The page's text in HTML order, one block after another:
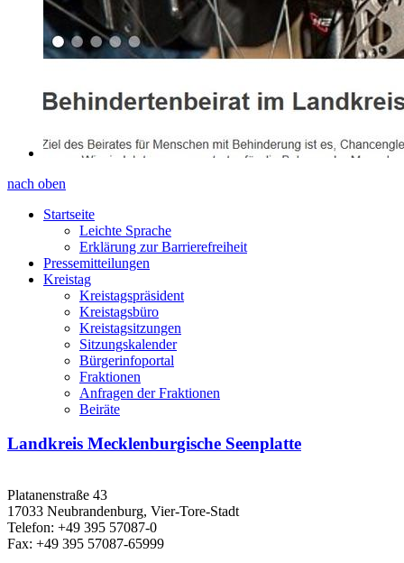
nach oben
Startseite
Leichte Sprache
Erklärung zur Barrierefreiheit
Pressemitteilungen
Kreistag
Kreistagspräsident
Kreistagsbüro
Kreistagsitzungen
Sitzungskalender
Bürgerinfoportal
Fraktionen
Anfragen der Fraktionen
Beiräte
Landkreis Mecklenburgische Seenplatte
Platanenstraße 43
17033 Neubrandenburg, Vier-Tore-Stadt
Telefon: +49 395 57087-0
Fax: +49 395 57087-65999